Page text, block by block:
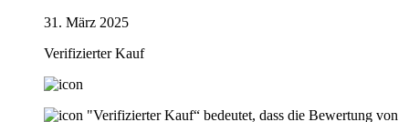
31. März 2025
Verifizierter Kauf
"Verifizierter Kauf“ bedeutet, dass die Bewertung von